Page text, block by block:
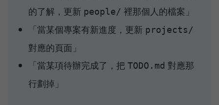
的了解，更新 people/ 裡那個人的檔案」
「當某個專案有新進度，更新 projects/
對應的頁面」
「當某項待辦完成了，把TODO.md 對應那
行劃掉」